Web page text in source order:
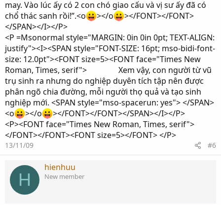
may. Vào lúc ấy có 2 con chó giao cấu và vị sư ấy đã có
chổ thác sanh rồi!”.<o
></o
></FONT></FONT>
</SPAN></I></P>
<P =Msonormal style="MARGIN: 0in 0in 0pt; TEXT-ALIGN:
justify"><I><SPAN style="FONT-SIZE: 16pt; mso-bidi-font-
size: 12.0pt"><FONT size=5><FONT face="Times New
Roman, Times, serif"> Xem vậy, con người từ vũ
trụ sinh ra nhưng do nghiệp duyên tích tập nên được
phân ngõ chia đường, mỗi người thọ quả và tạo sinh
nghiệp mới. <SPAN style="mso-spacerun: yes"> </SPAN>
<o
></o
></FONT></FONT></SPAN></I></P>
<P><FONT face="Times New Roman, Times, serif">
</FONT></FONT><FONT size=5></FONT> </P>
13/11/09 #6
H
hienhuu
New member